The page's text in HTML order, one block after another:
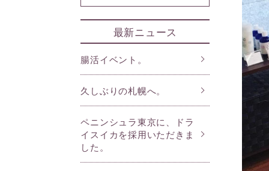
最新ニュース
腸活イベント。
久しぶりの札幌へ。
ペニンシュラ東京に、ドラ
イスイカを採用いただきま
した。